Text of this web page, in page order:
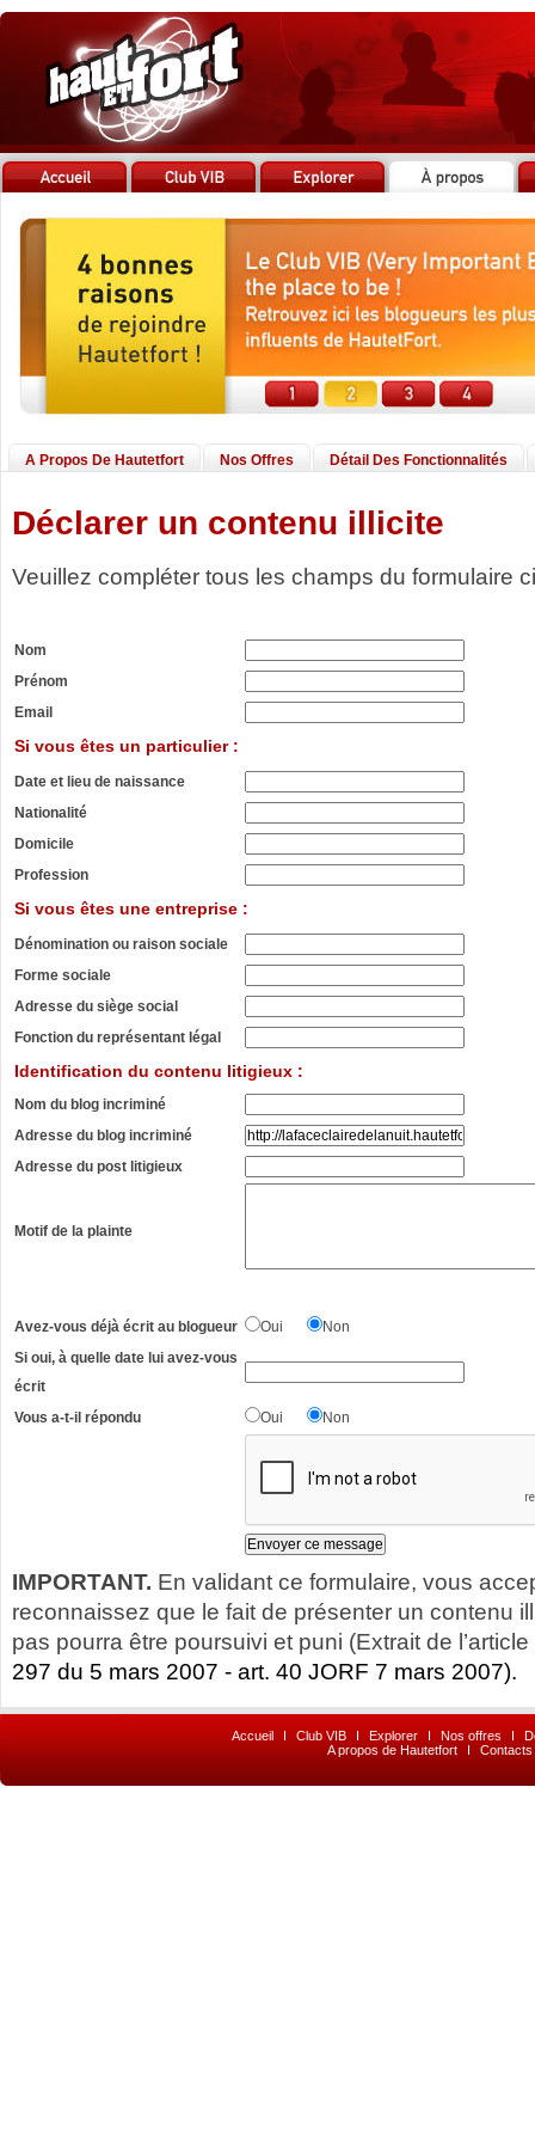
A Propos De Hautetfort Nos Offres Détail Des Fonctionnalités
Déclarer un contenu illicite
Veuillez compléter tous les champs du formulaire
Nom
Prénom
Email
Si vous êtes un particulier :
Date et lieu de naissance
Nationalité
Domicile
Profession
Si vous êtes une entreprise :
Dénomination ou raison sociale
Forme sociale
Adresse du siège social
Fonction du représentant légal
Identification du contenu litigieux :
Nom du blog incriminé
Adresse du blog incriminé
Adresse du post litigieux
Motif de la plainte
Avez-vous déjà écrit au blogueur Oui
Non
Si oui, à quelle date lui avez-vous
écrit
Vous a-t-il répondu
Oui Non
IMPORTANT. En validant ce formulaire, vous
reconnaissez que le fait de présenter un contenu
pas pourra être poursuivi et puni (Extrait de
297 du 5 mars 2007 - art. 40 JORF 7 mars 2007).
Accueil I Club VIB I Explorer I Nos offres I
A propos de Hautetfort
I Contacts